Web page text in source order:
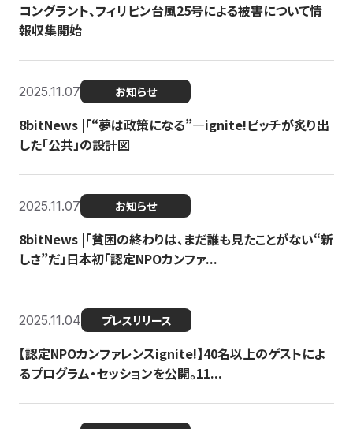
コングラント、フィリピン台風25号による被害について情
報収集開始
2025.11.07 お知らせ
8bitNews |「“夢は政策になる”—ignite!ピッチが炙り出
した「公共」の設計図
2025.11.07 お知らせ
8bitNews |「貧困の終わりは、まだ誰も見たことがない“新
しさ”だ」日本初「認定NPOカンファ...
2025.11.04 プレスリリース
【認定NPOカンファレンスignite!】40名以上のゲストによ
るプログラム・セッションを公開。11...